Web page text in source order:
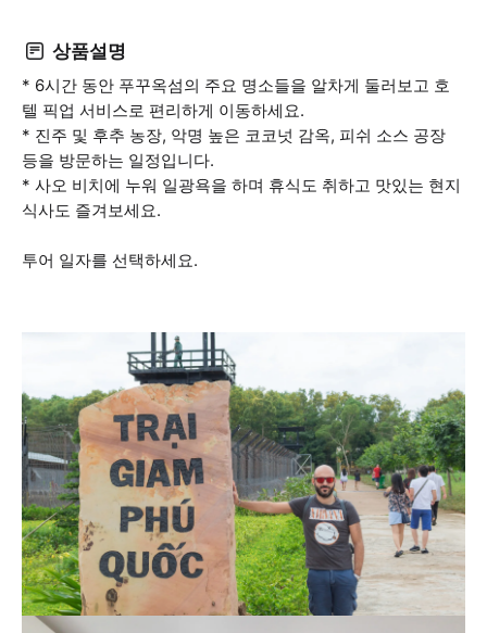
상품설명
* 6시간 동안 푸꾸옥섬의 주요 명소들을 알차게 둘러보고 호
텔 픽업 서비스로 편리하게 이동하세요.
* 진주 및 후추 농장, 악명 높은 코코넛 감옥, 피쉬 소스 공장
등을 방문하는 일정입니다.
* 사오 비치에 누워 일광욕을 하며 휴식도 취하고 맛있는 현지
식사도 즐겨보세요.
투어 일자를 선택하세요.